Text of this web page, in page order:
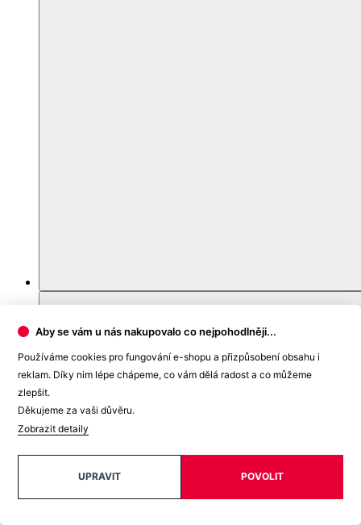
Aby se vám u nás nakupovalo co nejpohodlněji...
Používáme cookies pro fungování e-shopu a přizpůsobení obsahu i
reklam. Díky nim lépe chápeme, co vám dělá radost a co můžeme
zlepšit.
Děkujeme za vaši důvěru.
Zobrazit detaily
POVOLIT
UPRAVIT